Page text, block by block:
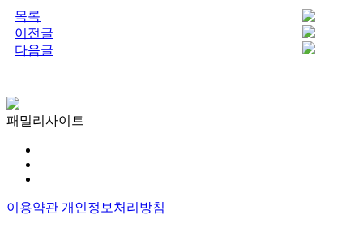
목록
이전글
다음글
패밀리사이트
이용약관 개인정보처리방침